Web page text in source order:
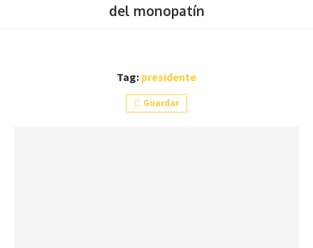
del monopatín
Tag: presidente
Guardar